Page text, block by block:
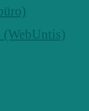
(WebUntis)